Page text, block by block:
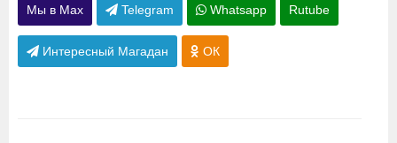
Мы в Max Telegram Whatsapp Rutube
Интересный Магадан ОК